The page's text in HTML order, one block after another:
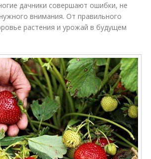
дачники совершают ошибки, не
внимания. От правильного
растения и урожай в будущем